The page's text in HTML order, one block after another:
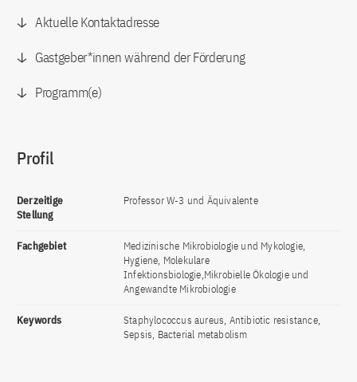
Aktuelle Kontaktadresse
Gastgeber*innen während der Förderung
Programm(e)
Profil
Derzeitige
Stellung
Professor W-3 und Äquivalente
Fachgebiet
Medizinische Mikrobiologie und Mykologie,
Hygiene, Molekulare
Infektionsbiologie,Mikrobielle Ökologie und
Angewandte Mikrobiologie
Keywords
Staphylococcus aureus, Antibiotic resistance,
Sepsis, Bacterial metabolism